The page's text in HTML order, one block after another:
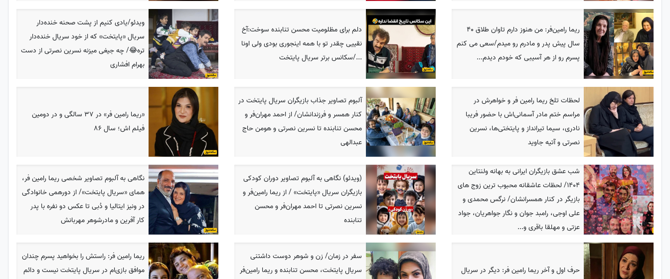
ریما رامین‌فر: من هنوز دارم تاوان طلاق 40
سال پیش پدر و مادرم رو میدم/سعی می کنم
پسرم رو از هر آسیبی که خودم دیدم...
دلم برای مظلومیت محسن تنابنده سوخت:آخ
نقییی چقدر تو با همه اینجوری بودی ولی اونا
.../سکانس برتر سریال پایتخت
ویدئو/یادی کنیم از پشت صحنه خنده‌دار
سریال «پایتخت» که از خود سریال خنده‌دار
تره😂/ چه جیغی میزنه نسرین نصرتی از دست
بهرام افشاری
لحظات تلخ ریما رامین فر و خواهرش در
مراسم ختم مادر آسمانی‌اش با حضور فریبا
نادری، سیما تیرانداز و پایتختی‌ها، نسرین
نصرتی و آتیه جاوید
آلبوم تصاویر جذاب بازیگران سریال پایتخت در
کنار همسر و فرزندانشان/ از احمد مهران‌فر و
محسن تنابنده تا نسرین نصرتی و هومن حاج
عبدالهی
«ریما رامین فر» در 37 سالگی و در دومین
فیلم اش؛ سال 86
شب عشق بازیگران ایرانی به بهانه ولنتاین
1404/ لحظات عاشقانه محبوب ترین زوج های
بازیگر در کنار همسرانشان/ نرگس محمدی و
علی اوجی، رامبد جوان و نگار جواهریان، جواد
عزتی و مهلقا باقری و...
(ویدئو) نگاهی به آلبوم تصاویر دوران کودکی
بازیگران سریال «پایتخت» / از ریما رامین‌فر و
نسرین نصرتی تا احمد مهران‌فر و محسن
تنابنده
نگاهی به آلبوم تصاویر شخصی ریما رامین فر،
همای «سریال پایتخت»/ از دورهمی خانوادگی
در ونیز ایتالیا و دُبی تا عکس دو نفره با پدر
کار آفرین و مادرشوهر مهربانش
حرف اول و آخر ریما رامین فر: دیگر در سریال
سفر در زمان/ زن و شوهر دوست داشتنی
سریال پایتخت، محسن تنابنده و ریما رامین‌فر
ریما رامین فر: راستش را بخواهید پسرم چندان
موافق بازی‌ام در سریال پایتخت نیست و دائم